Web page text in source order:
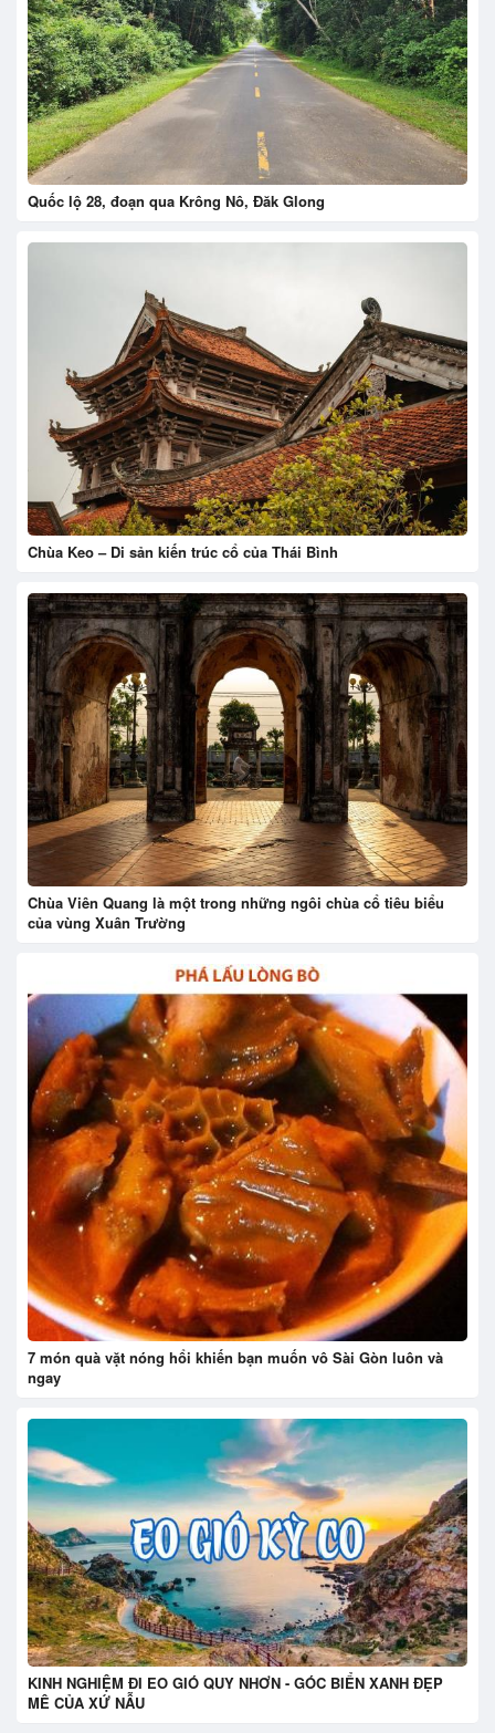
Quốc lộ 28, đoạn qua Krông Nô, Đăk Glong
Chùa Keo – Di sản kiến trúc cổ của Thái Bình
Chùa Viên Quang là một trong những ngôi chùa cổ tiêu biểu
của vùng Xuân Trường
7 món quà vặt nóng hổi khiến bạn muốn vô Sài Gòn luôn và
ngay
KINH NGHIỆM ĐI EO GIÓ QUY NHƠN - GÓC BIỂN XANH ĐẸP
MÊ CỦA XỨ NẪU